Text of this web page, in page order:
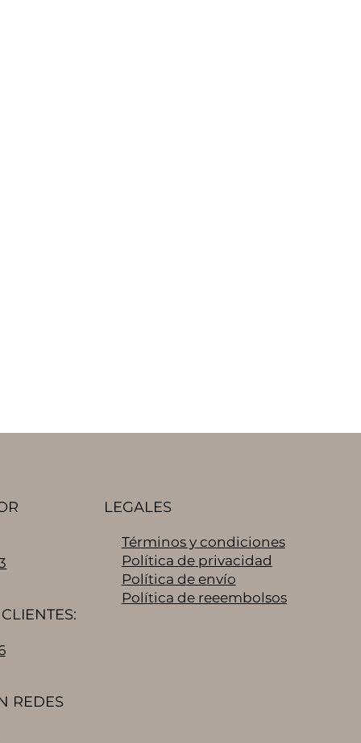
REDES
LEGALES
Términos y condiciones
Política de privacidad
Política de envío
Política de reeembolsos